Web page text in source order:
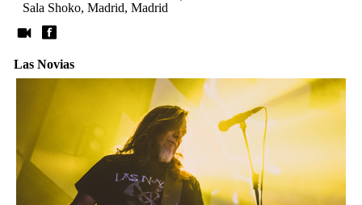
Sala Shoko, Madrid, Madrid
Las Novias